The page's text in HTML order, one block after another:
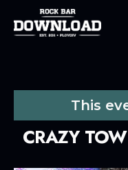
This
CRAZY